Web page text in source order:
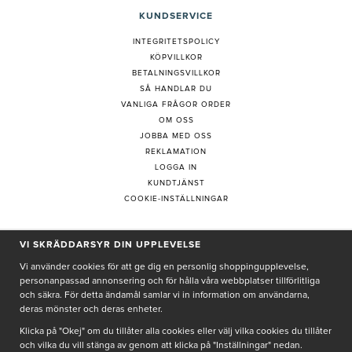
KUNDSERVICE
INTEGRITETSPOLICY
KÖPVILLKOR
BETALNINGSVILLKOR
SÅ HANDLAR DU
VANLIGA FRÅGOR ORDER
OM OSS
JOBBA MED OSS
REKLAMATION
LOGGA IN
KUNDTJÄNST
COOKIE-INSTÄLLNINGAR
PRENUMERERA PÅ NYHETSBREV
Genom att ge min e-post, accepterar jag Seth och Sallyintegritetspolicy
De uppgifter du matar in kommer endast användas till våra nyhetsbrev.
VI SKRÄDDARSYR DIN UPPLEVELSE
Vi använder cookies för att ge dig en personlig shoppingupplevelse,
personanpassad annonsering och för hålla våra webbplatser tillförlitliga
och säkra. För detta ändamål samlar vi in information om användarna,
deras mönster och deras enheter.
Klicka på "Okej" om du tillåter alla cookies eller välj vilka cookies du tillåter
och vilka du vill stänga av genom att klicka på "Inställningar" nedan.